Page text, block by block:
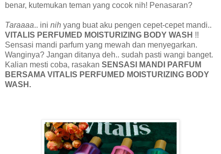
benar, kutemukan teman yang cocok nih! Penasaran?
Taraaaa.. ini nih yang buat aku pengen cepet-cepet mandi..
VITALIS PERFUMED MOISTURIZING BODY WASH !!
Sensasi mandi parfum yang mewah dan menyegarkan.
Wanginya? Jangan ditanya deh.. sudah pasti wangi banget.
Kalian mesti coba, rasakan SENSASI MANDI PARFUM
BERSAMA VITALIS PERFUMED MOISTURIZING BODY
WASH.